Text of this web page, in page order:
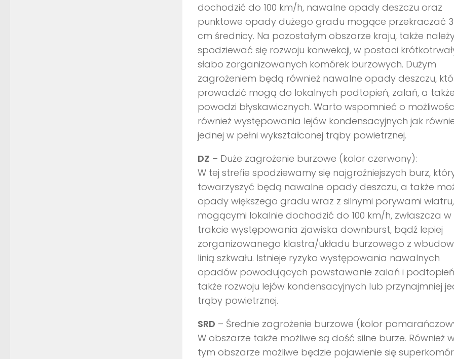
dochodzić do 100 km/h, nawalne opady deszczu oraz
punktowe opady dużego gradu mogące przekraczać
cm średnicy. Na pozostałym obszarze kraju, także
spodziewać się rozwoju konwekcji, w postaci
słabo zorganizowanych komórek burzowych. Dużym
zagrożeniem będą również nawalne opady deszczu,
prowadzić mogą do lokalnych podtopień, zalań, a
powodzi błyskawicznych. Warto wspomnieć o
również występowania lejów kondensacyjnych jak
jednej w pełni wykształconej trąby powietrznej.
DZ – Duże zagrożenie burzowe (kolor czerwony):
W tej strefie spodziewamy się najgroźniejszych burz,
towarzyszyć będą nawalne opady deszczu, a także
opady większego gradu wraz z silnymi porywami wiatru,
mogącymi lokalnie dochodzić do 100 km/h, zwłaszcza w
trakcie występowania zjawiska downburst, bądź lepiej
zorganizowanego klastra/układu burzowego z
linią szkwału. Istnieje ryzyko występowania nawalnych
opadów powodujących powstawanie zalań i
także rozwoju lejów kondensacyjnych lub przynajmniej
trąby powietrznej.
SRD – Średnie zagrożenie burzowe (kolor
W obszarze także możliwe są dość silne burze. Również
tym obszarze możliwe będzie pojawienie się